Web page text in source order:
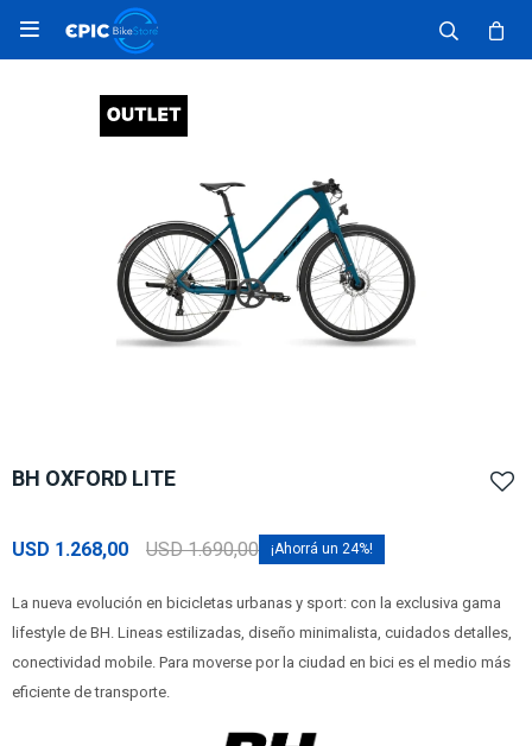

BH OXFORD LITE
USD 1.268,00 USD 1.690,00 24
La nueva evolución en bicicletas urbanas y sport: con la exclusiva gama
lifestyle de BH. Lineas estilizadas, diseño minimalista, cuidados detalles,
conectividad mobile. Para moverse por la ciudad en bici es el medio más
eficiente de transporte.